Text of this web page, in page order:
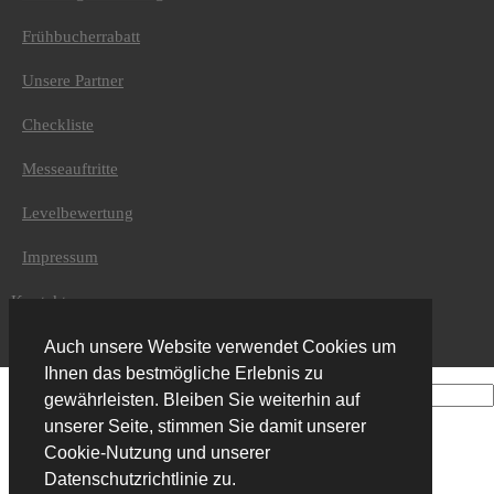
Auch unsere Website verwendet Cookies um
Ihnen das bestmögliche Erlebnis zu
gewährleisten. Bleiben Sie weiterhin auf
unserer Seite, stimmen Sie damit unserer
Cookie-Nutzung und unserer
Datenschutzrichtlinie zu.
Frühbucherrabatt
Unsere Partner
Checkliste
Messeauftritte
Levelbewertung
Impressum
Kontakt
Newsletter
Unternehmen
Über uns
Furtenbach Adventures GmbH
6020 Innsbruck
+43 (0) 512 / 204134
Newsletteranmeldung:
DE